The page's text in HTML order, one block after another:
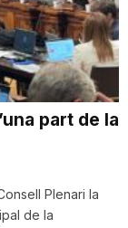
part de la
Plenari la
de la